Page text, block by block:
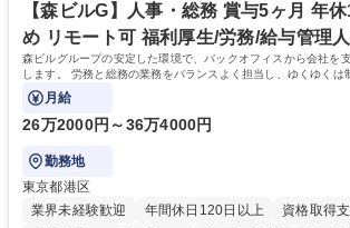
れている方 学歴・資格 学歴：大学院 大学 高専 短大 専修学校 語学力： 資
格：
【森ビルG】人事・総務 賞与5ヶ月 年
め リモート可 福利厚生/労務/給与管理
森ビルグループの安定した環境で、バックオフィスから会社を
します。 労務と総務の業務をバランスよく担当し、ゆくゆくは
にも挑戦できる、やりがいある環境です。
月給
26万2000円～36万4000円
勤務地
東京都港区
業界未経験歓迎
年間休日120日以上
資格取得